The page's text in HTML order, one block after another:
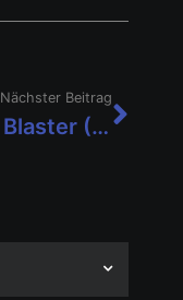
Nächster Beitrag
Q-YO Blaster (Nintendo Switch) im Test